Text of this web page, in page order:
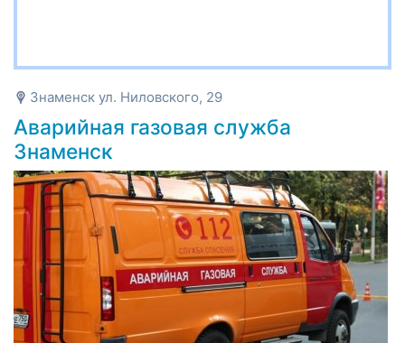
Знаменск ул. Ниловского, 29
Аварийная газовая служба
Знаменск